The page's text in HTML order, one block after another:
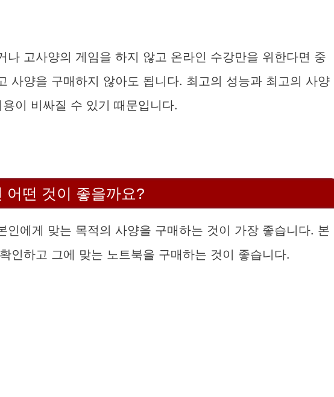
나 고사양의 게임을 하지 않고 온라인 수강만을 위한다면 중
사양을 구매하지 않아도 됩니다. 최고의 성능과 최고의 사양
이 비싸질 수 있기 때문입니다.
어떤 것이 좋을까요?
인에게 맞는 목적의 사양을 구매하는 것이 가장 좋습니다. 본
인하고 그에 맞는 노트북을 구매하는 것이 좋습니다.